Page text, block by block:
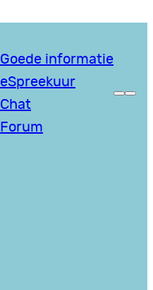
Goede informatie
eSpreekuur
Chat
Forum